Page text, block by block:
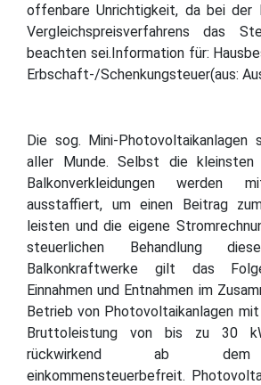
offenbare Unrichtigkeit, da bei der
Vergleichspreisverfahrens das
beachten sei.Information für:
Erbschaft-/Schenkungsteuer(aus:
Die sog. Mini-Photovoltaikanlagen
aller Munde. Selbst die kleinsten
Balkonverkleidungen werden
ausstaffiert, um einen Beitrag
leisten und die eigene
steuerlichen Behandlung
Balkonkraftwerke gilt das
Einnahmen und Entnahmen im
Betrieb von Photovoltaikanlagen
Bruttoleistung von bis zu 30
rückwirkend ab dem
einkommensteuerbefreit.